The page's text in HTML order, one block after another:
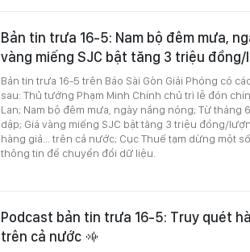
Bản tin trưa 16-5: Nam bộ đêm mưa,
vàng miếng SJC bật tăng 3 triệu đồng/
Bản tin trưa 16-5 trên Báo Sài Gòn Giải Phóng có
sau: Thủ tướng Phạm Minh Chính chủ trì lễ đón
Lan; Nam bộ đêm mưa, ngày nắng nóng; Từ tháng
dập; Giá vàng miếng SJC bật tăng 3 triệu đồng/
hàng giả... trên cả nước; Cục Thuế tạm dừng một
thông tin để chuyển đổi dữ liệu.
Podcast bản tin trưa 16-5: Truy quét
trên cả nước